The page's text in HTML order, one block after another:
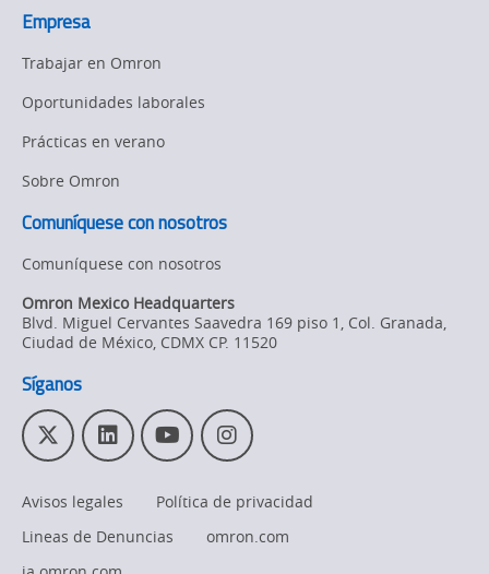
Empresa
Trabajar en Omron
Oportunidades laborales
Prácticas en verano
Sobre Omron
Comuníquese con nosotros
Comuníquese con nosotros
Omron Mexico Headquarters
Blvd. Miguel Cervantes Saavedra 169 piso 1, Col. Granada,
Ciudad de México, CDMX CP. 11520
Síganos
T
w
t
t
L
i
k
e
Y
o
u
T
u
I
n
t
a
Avisos legales
Política de privacidad
Lineas de Denuncias
omron.com